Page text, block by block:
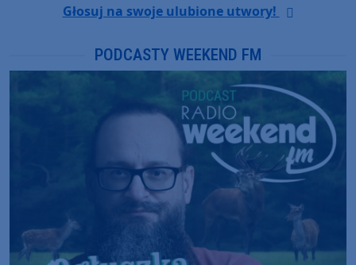
Głosuj na swoje ulubione utwory!
PODCASTY WEEKEND FM